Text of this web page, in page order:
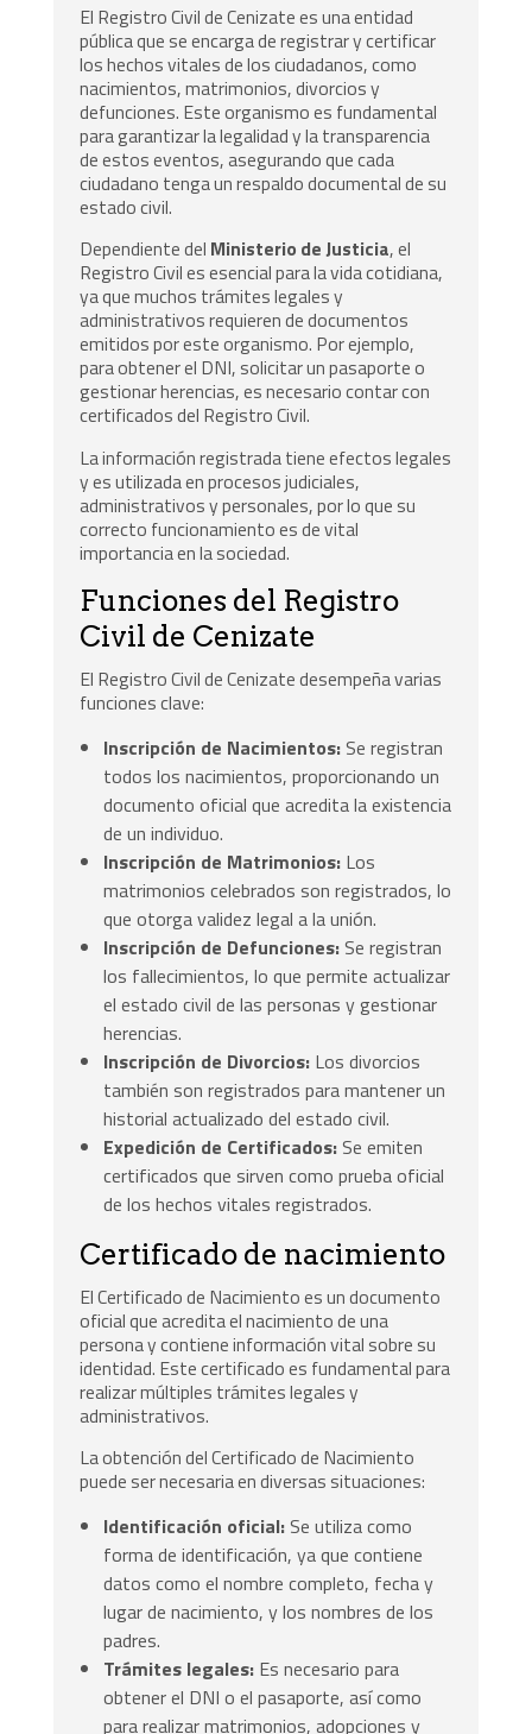
El Registro Civil de Cenizate es una entidad
pública que se encarga de registrar y certificar
los hechos vitales de los ciudadanos, como
nacimientos, matrimonios, divorcios y
defunciones. Este organismo es fundamental
para garantizar la legalidad y la transparencia
de estos eventos, asegurando que cada
ciudadano tenga un respaldo documental de su
estado civil.
Dependiente del Ministerio de Justicia, el
Registro Civil es esencial para la vida cotidiana,
ya que muchos trámites legales y
administrativos requieren de documentos
emitidos por este organismo. Por ejemplo,
para obtener el DNI, solicitar un pasaporte o
gestionar herencias, es necesario contar con
certificados del Registro Civil.
La información registrada tiene efectos legales
y es utilizada en procesos judiciales,
administrativos y personales, por lo que su
correcto funcionamiento es de vital
importancia en la sociedad.
Funciones del Registro
Civil de Cenizate
El Registro Civil de Cenizate desempeña varias
funciones clave:
Inscripción de Nacimientos: Se registran
todos los nacimientos, proporcionando un
documento oficial que acredita la existencia
de un individuo.
Inscripción de Matrimonios: Los
matrimonios celebrados son registrados, lo
que otorga validez legal a la unión.
Inscripción de Defunciones: Se registran
los fallecimientos, lo que permite actualizar
el estado civil de las personas y gestionar
herencias.
Inscripción de Divorcios: Los divorcios
también son registrados para mantener un
historial actualizado del estado civil.
Expedición de Certificados: Se emiten
certificados que sirven como prueba oficial
de los hechos vitales registrados.
Certificado de nacimiento
El Certificado de Nacimiento es un documento
oficial que acredita el nacimiento de una
persona y contiene información vital sobre su
identidad. Este certificado es fundamental para
realizar múltiples trámites legales y
administrativos.
La obtención del Certificado de Nacimiento
puede ser necesaria en diversas situaciones:
Identificación oficial: Se utiliza como
forma de identificación, ya que contiene
datos como el nombre completo, fecha y
lugar de nacimiento, y los nombres de los
padres.
Trámites legales: Es necesario para
obtener el DNI o el pasaporte, así como
para realizar matrimonios, adopciones y